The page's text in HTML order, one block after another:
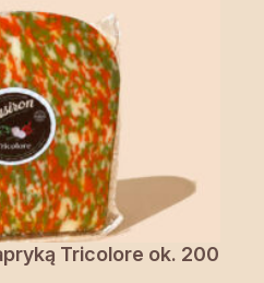
Tricolore ok. 200